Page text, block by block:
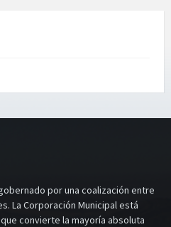
por una coalización entre
La Corporación Municipal está
convierte la mayoría absoluta